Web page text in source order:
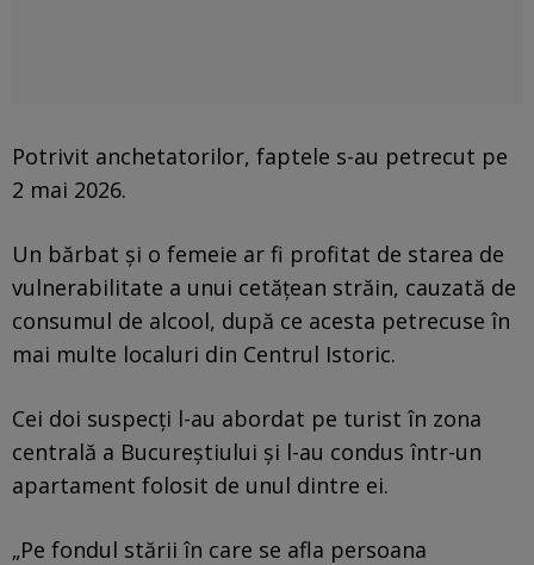
Potrivit anchetatorilor, faptele s-au petrecut pe
2 mai 2026.
Un bărbat și o femeie ar fi profitat de starea de
vulnerabilitate a unui cetățean străin, cauzată de
consumul de alcool, după ce acesta petrecuse în
mai multe localuri din Centrul Istoric.
Cei doi suspecți l-au abordat pe turist în zona
centrală a Bucureștiului și l-au condus într-un
apartament folosit de unul dintre ei.
„Pe fondul stării în care se afla persoana